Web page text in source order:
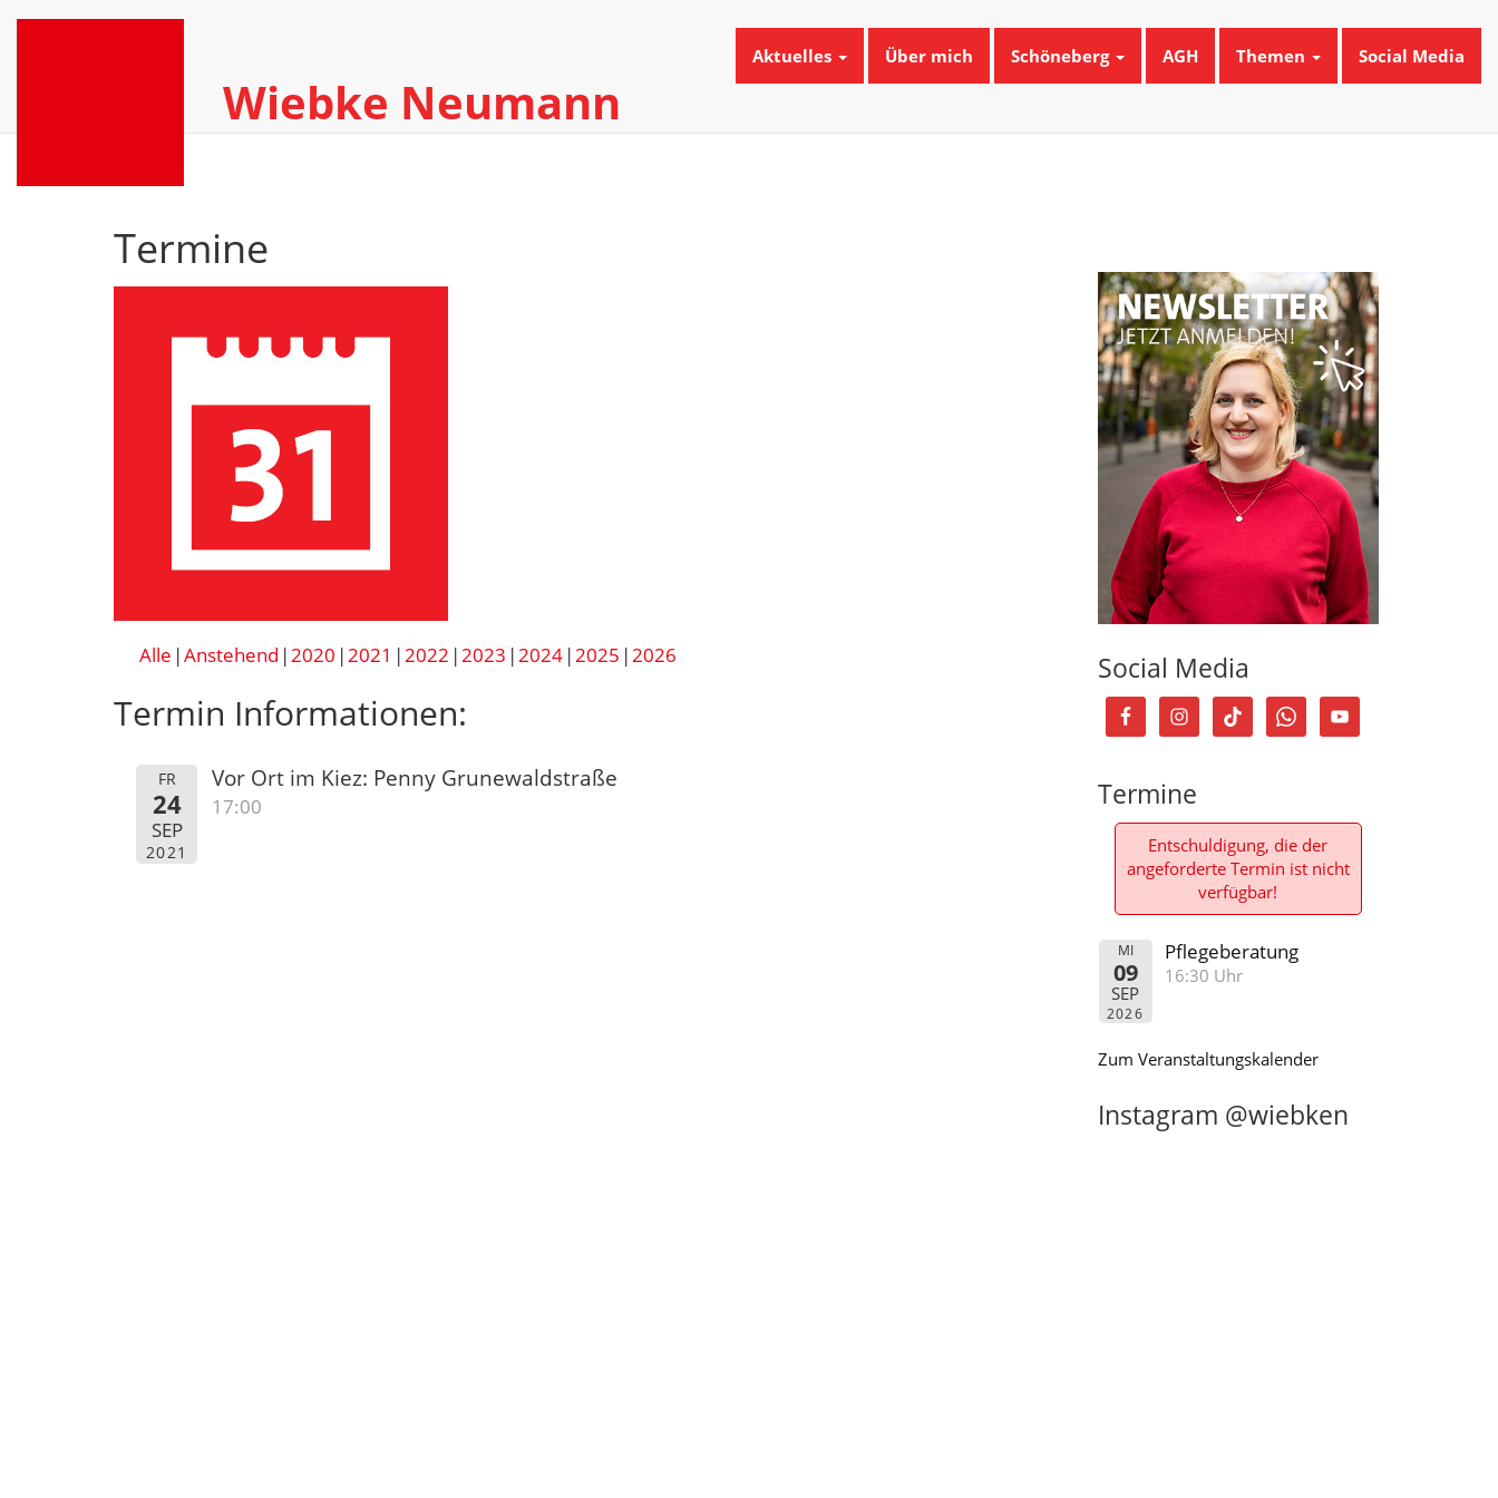
Wiebke Neumann
Aktuelles Über mich Schöneberg AGH Themen Social Media
Termine
Alle Anstehend 2020 2021 2022 2023 2024 2025 2026
Termin Informationen:
FR
24
SEP
2021
Vor Ort im Kiez: Penny Grunewaldstraße
17:00
Social Media
Termine
Entschuldigung, die der
angeforderte Termin ist nicht
verfügbar!
MI
09
SEP
2026
Pflegeberatung
16:30 Uhr
Zum Veranstaltungskalender
Instagram @wiebken